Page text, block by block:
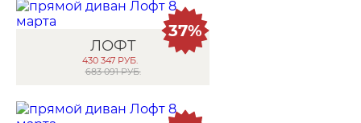
ЛОФТ
430 347 РУБ.
683 091 РУБ.
37%